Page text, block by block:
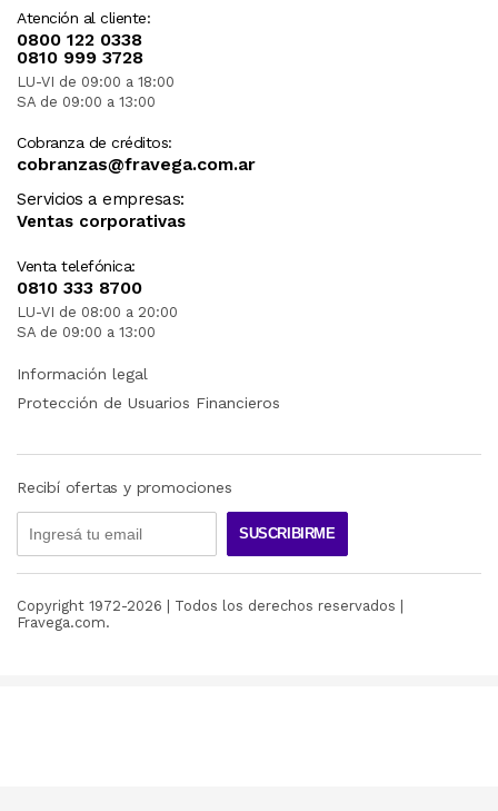
Atención al cliente:
0800 122 0338
0810 999 3728
LU-VI de 09:00 a 18:00
SA de 09:00 a 13:00
Cobranza de créditos:
cobranzas@fravega.com.ar
Servicios a empresas:
Ventas corporativas
Venta telefónica:
0810 333 8700
LU-VI de 08:00 a 20:00
SA de 09:00 a 13:00
Información legal
Protección de Usuarios Financieros
Recibí ofertas y promociones
SUSCRIBIRME
Copyright 1972-2026 | Todos los derechos reservados |
Fravega.com.